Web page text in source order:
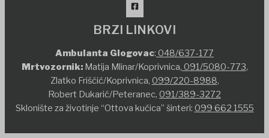
BRZI LINKOVI
Ambulanta Glogovac: 048/637-177
Mrtvozornik:Matija Mlinar/Koprivnica, 091/5080-773,
Zlatko Friščić/Koprivnica, 099/220-8988,
Robert Dukarić/Peteranec, 091/389-3272
Sklonište za životinje “Ottova kućica” šinteri: 099 662 1555